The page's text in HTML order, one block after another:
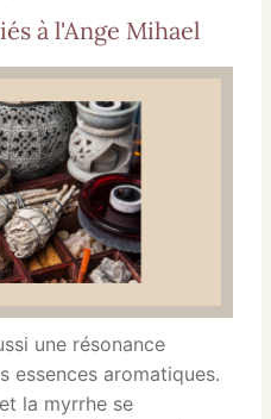
à l'Ange Mihael
une résonance
essences aromatiques.
la myrrhe se